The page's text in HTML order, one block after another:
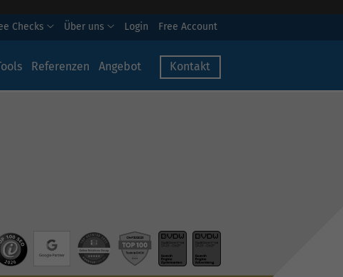
Checks Über uns Login Free Account
Referenzen Angebot Kontakt